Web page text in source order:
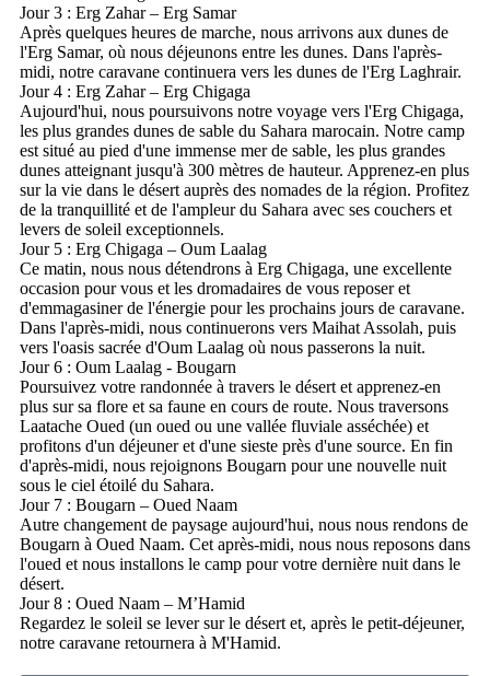
Jour 3 : Erg Zahar – Erg Samar
Après quelques heures de marche, nous arrivons aux dunes de
l'Erg Samar, où nous déjeunons entre les dunes. Dans l'après-
midi, notre caravane continuera vers les dunes de l'Erg Laghrair.
Jour 4 : Erg Zahar – Erg Chigaga
Aujourd'hui, nous poursuivons notre voyage vers l'Erg Chigaga,
les plus grandes dunes de sable du Sahara marocain. Notre camp
est situé au pied d'une immense mer de sable, les plus grandes
dunes atteignant jusqu'à 300 mètres de hauteur. Apprenez-en plus
sur la vie dans le désert auprès des nomades de la région. Profitez
de la tranquillité et de l'ampleur du Sahara avec ses couchers et
levers de soleil exceptionnels.
Jour 5 : Erg Chigaga – Oum Laalag
Ce matin, nous nous détendrons à Erg Chigaga, une excellente
occasion pour vous et les dromadaires de vous reposer et
d'emmagasiner de l'énergie pour les prochains jours de caravane.
Dans l'après-midi, nous continuerons vers Maihat Assolah, puis
vers l'oasis sacrée d'Oum Laalag où nous passerons la nuit.
Jour 6 : Oum Laalag - Bougarn
Poursuivez votre randonnée à travers le désert et apprenez-en
plus sur sa flore et sa faune en cours de route. Nous traversons
Laatache Oued (un oued ou une vallée fluviale asséchée) et
profitons d'un déjeuner et d'une sieste près d'une source. En fin
d'après-midi, nous rejoignons Bougarn pour une nouvelle nuit
sous le ciel étoilé du Sahara.
Jour 7 : Bougarn – Oued Naam
Autre changement de paysage aujourd'hui, nous nous rendons de
Bougarn à Oued Naam. Cet après-midi, nous nous reposons dans
l'oued et nous installons le camp pour votre dernière nuit dans le
désert.
Jour 8 : Oued Naam – M’Hamid
Regardez le soleil se lever sur le désert et, après le petit-déjeuner,
notre caravane retournera à M'Hamid.